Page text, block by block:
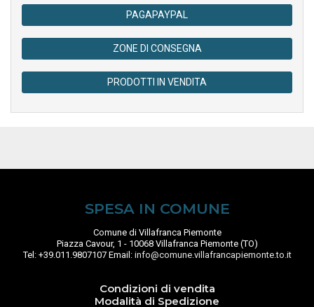
PAGAPAYPAL
ZONE DI CONSEGNA
PRODOTTI IN VENDITA
SPESA IN COMUNE
Comune di Villafranca Piemonte
Piazza Cavour, 1 - 10068 Villafranca Piemonte (TO)
Tel: +39.011.9807107 Email: info@comune.villafrancapiemonte.to.it
Condizioni di vendita
Modalità di Spedizione